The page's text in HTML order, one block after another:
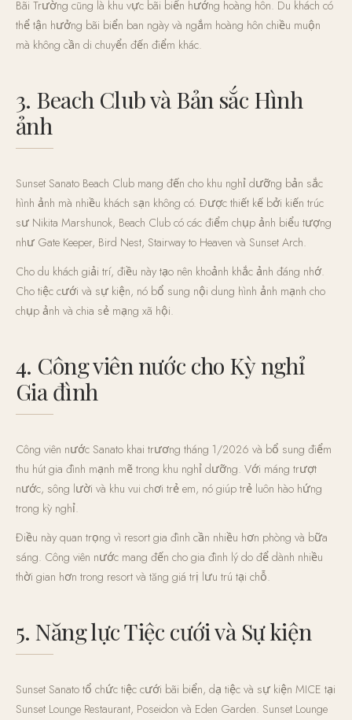
Bãi Trường cũng là khu vực bãi biển hướng hoàng hôn. Du khách có
thể tận hưởng bãi biển ban ngày và ngắm hoàng hôn chiều muộn
mà không cần di chuyển đến điểm khác.
3. Beach Club và Bản sắc Hình
ảnh
Sunset Sanato Beach Club mang đến cho khu nghỉ dưỡng bản sắc
hình ảnh mà nhiều khách sạn không có. Được thiết kế bởi kiến trúc
sư Nikita Marshunok, Beach Club có các điểm chụp ảnh biểu tượng
như Gate Keeper, Bird Nest, Stairway to Heaven và Sunset Arch.
Cho du khách giải trí, điều này tạo nên khoảnh khắc ảnh đáng nhớ.
Cho tiệc cưới và sự kiện, nó bổ sung nội dung hình ảnh mạnh cho
chụp ảnh và chia sẻ mạng xã hội.
4. Công viên nước cho Kỳ nghỉ
Gia đình
Công viên nước Sanato khai trương tháng 1/2026 và bổ sung điểm
thu hút gia đình mạnh mẽ trong khu nghỉ dưỡng. Với máng trượt
nước, sông lười và khu vui chơi trẻ em, nó giúp trẻ luôn hào hứng
trong kỳ nghỉ.
Điều này quan trọng vì resort gia đình cần nhiều hơn phòng và bữa
sáng. Công viên nước mang đến cho gia đình lý do để dành nhiều
thời gian hơn trong resort và tăng giá trị lưu trú tại chỗ.
5. Năng lực Tiệc cưới và Sự kiện
Sunset Sanato tổ chức tiệc cưới bãi biển, dạ tiệc và sự kiện MICE tại
Sunset Lounge Restaurant, Poseidon và Eden Garden. Sunset Lounge